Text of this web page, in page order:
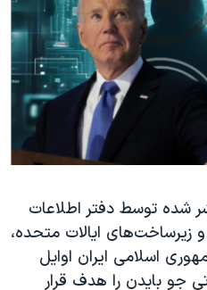
شده توسط دفتر اطلاعات
زیرساخت‌های ایالات متحده،
اسلامی ایران اوایل
جو بایدن را هدف قرار